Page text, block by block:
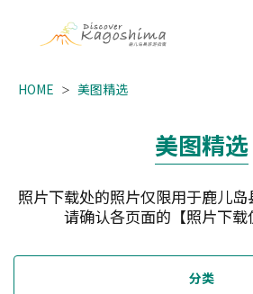
HOME 美图精选
美图精选
照片下载处的照片仅限用于鹿儿
请确认各页面的【照片下载
分类